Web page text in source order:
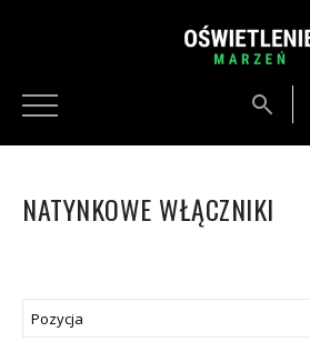
NATYNKOWE WŁĄCZNIKI